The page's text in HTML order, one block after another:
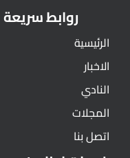
روابط سريعة
الرئيسية
الاخبار
النادي
المجلات
اتصل بنا